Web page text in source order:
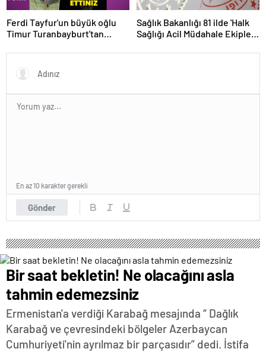
Ferdi Tayfur'un büyük oğlu
Timur Turanbayburt'tan
Sağlık Bakanlığı 81 ilde 'Halk
Sağlığı Acil Müdahale Ekipleri'
Gönder
En az 10 karakter gerekli
Bir saat bekletin! Ne olacağını asla
tahmin edemezsiniz
Ermenistan'a verdiği Karabağ mesajında “ Dağlık
Karabağ ve çevresindeki bölgeler Azerbaycan
Cumhuriyeti'nin ayrılmaz bir parçasıdır” dedi. İstifa